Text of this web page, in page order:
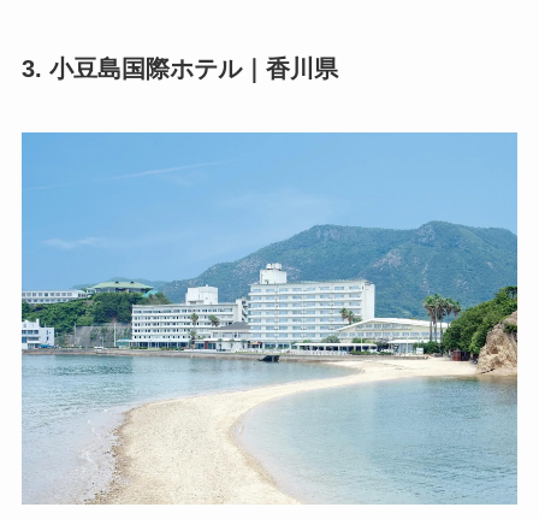
3. 小豆島国際ホテル｜香川県